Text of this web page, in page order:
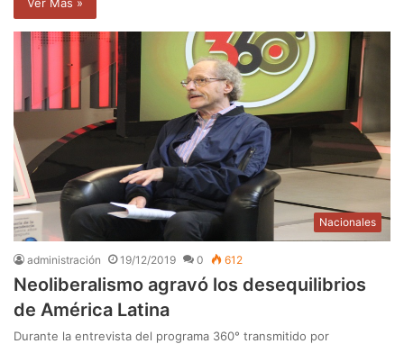
Ver Mas »
Nacionales
administración 19/12/2019 0 612
Neoliberalismo agravó los desequilibrios
de América Latina
Durante la entrevista del programa 360° transmitido por